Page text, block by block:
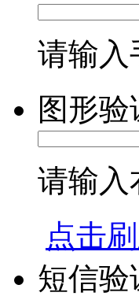
请输入
图形验
请输入
点击
短信验